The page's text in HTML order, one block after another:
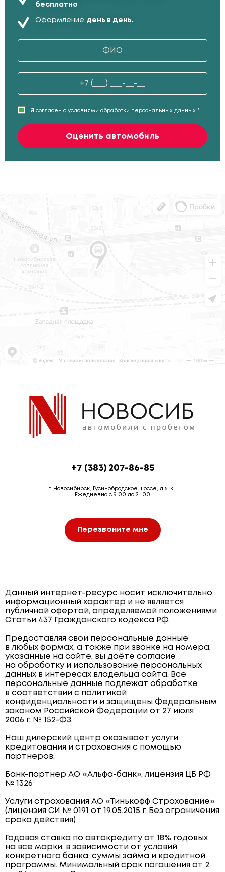
бесплатно
Оформление день в день.
Я согласен с условиями обработки персональных данных *
Оценить автомобиль
+7 (383) 207-86-85
г. Новосибирск, Гусинобродское шоссе, д.6, к.1
Ежедневно с 9:00 до 21:00
Перезвоните мне
Данный интернет-ресурс носит исключительно
информационный характер и не является
публичной офертой, определяемой положениями
Статьи 437 Гражданского кодекса РФ.
Предоставляя свои персональные данные
в любых формах, а также при звонке на номера,
указанные на сайте, вы даёте согласие
на обработку и использование персональных
данных в интересах владельца сайта. Все
персональные данные подлежат обработке
в соответствии с политикой
конфиденциальности и защищены Федеральным
законом Российской Федерации от 27 июля
2006 г. № 152-ФЗ.
Наш дилерский центр оказывает услуги
кредитования и страхования с помощью
партнеров:
Банк-партнер АО «Альфа-банк», лицензия ЦБ РФ
№ 1326
Услуги страхования АО «Тинькофф Страхование»
(лицензия СИ № 0191 от 19.05.2015 г. Без ограничения
срока действия)
Годовая ставка по автокредиту от 18% годовых
на все марки, в зависимости от условий
конкретного банка, суммы займа и кредитной
программы. Минимальный срок погашения от 2